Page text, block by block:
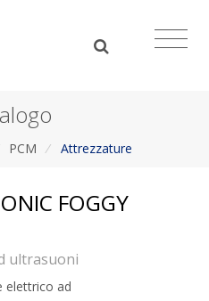
PCM / Attrezzature
FOGGY
ultrasuoni
elettrico ad